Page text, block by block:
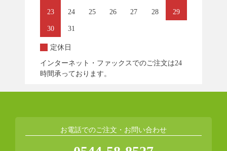
23 24 25 26 27 28 29
30 31
定休日
インターネット・ファックスでのご注文は24
時間承っております。
お電話でのご注文・お問い合わせ